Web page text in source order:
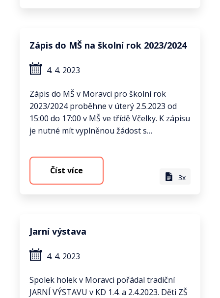
Zápis do MŠ na školní rok 2023/2024
4. 4. 2023
Zápis do MŠ v Moravci pro školní rok
2023/2024 proběhne v úterý 2.5.2023 od
15:00 do 17:00 v MŠ ve třídě Včelky. K zápisu
je nutné mít vyplněnou žádost s…
Číst více
3x
Jarní výstava
4. 4. 2023
Spolek holek v Moravci pořádal tradiční
JARNÍ VÝSTAVU v KD 1.4. a 2.4.2023. Děti ZŠ